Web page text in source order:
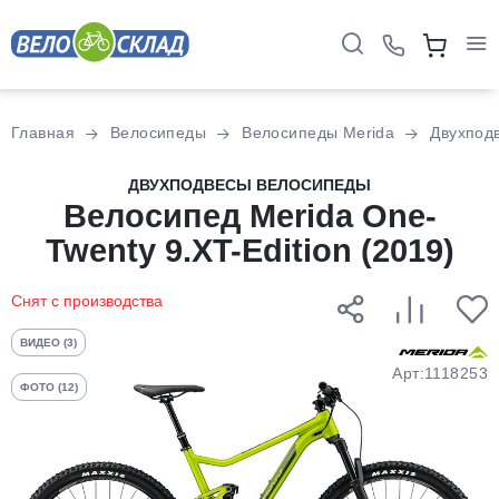
Главная Велосипеды Велосипеды Merida
ДВУХПОДВЕСЫ ВЕЛОСИПЕДЫ
Велосипед Merida One-
Twenty 9.XT-Edition (2019)
Снят с производства
ВИДЕО (3)
ФОТО (12)
Арт:1118253
Разбейте
оплатуна части
без переплат
График платежей